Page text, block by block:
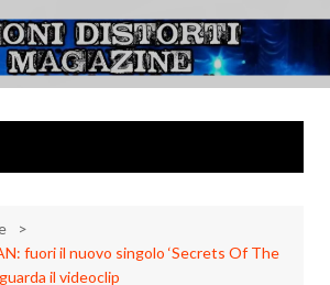
Suoni Distorti
Magazine
e varie sonorità alternative
fuori il nuovo singolo ‘Secrets Of The
il videoclip